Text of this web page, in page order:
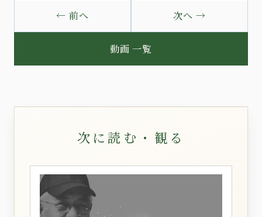
← 前へ
動画 一覧
次へ →
次に読む・観る